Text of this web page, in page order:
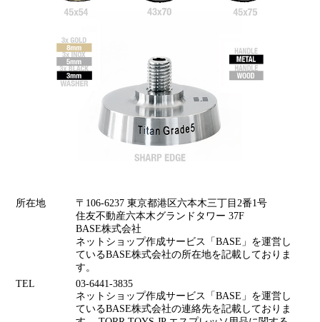
所在地
〒106-6237 東京都港区六本木三丁目2番1号
住友不動産六本木グランドタワー 37F
BASE株式会社
ネットショップ作成サービス「BASE」を運営し
ているBASE株式会社の所在地を記載しておりま
す。
TEL
03-6441-3835
ネットショップ作成サービス「BASE」を運営し
ているBASE株式会社の連絡先を記載しておりま